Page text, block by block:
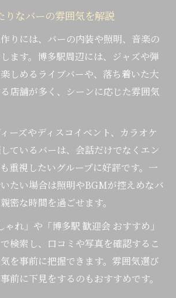
りなバーの雰囲気を解説
りには、バーの内装や照明、音楽の
ます。博多駅周辺には、ジャズや弾
しめるライブバーや、落ち着いた大
店舗が多く、シーンに応じた雰囲気
ーズやディスコイベント、カラオケ
ているバーは、会話だけでなくエン
重視したいグループに好評です。一
たい場合は照明やBGMが控えめなバ
密な時間を過ごせます。
ゃれ」や「博多駅 歓迎会 おすすめ」
検索し、口コミや写真を確認するこ
を事前に把握できます。雰囲気選び
前に下見をするのもおすすめです。